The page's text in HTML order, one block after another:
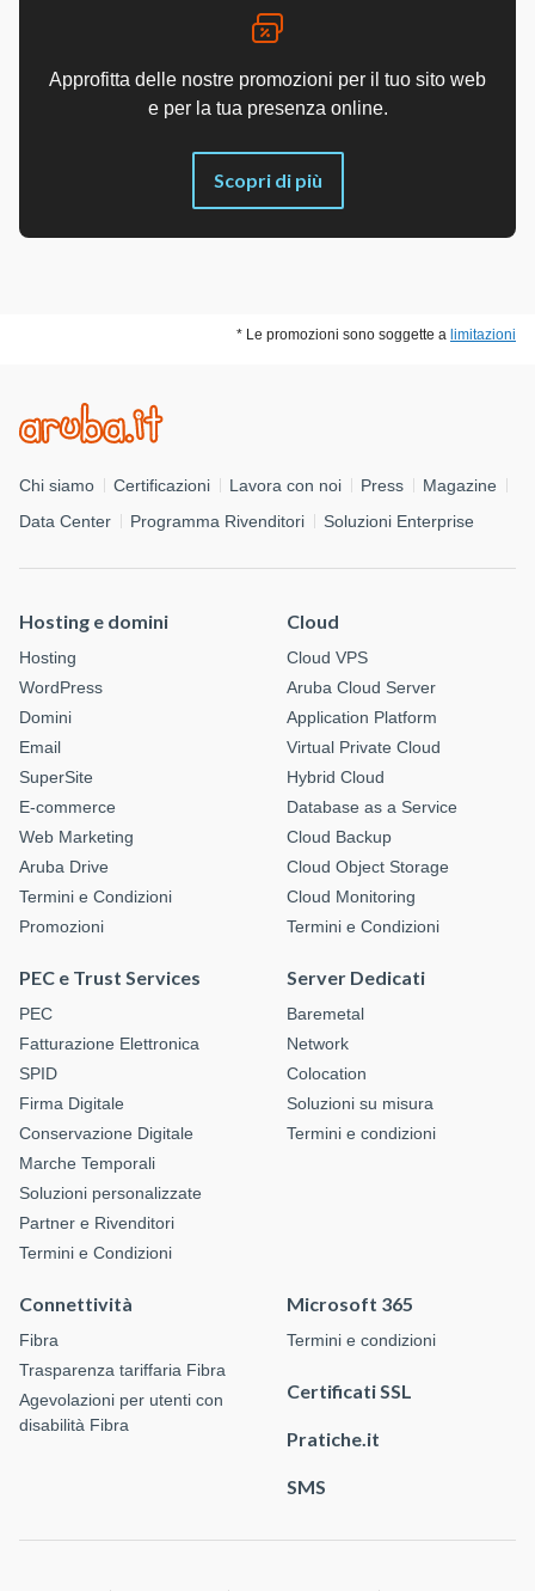
Approfitta delle nostre promozioni per il tuo sito web
e per la tua presenza online.
Scopri di più
* Le promozioni sono soggette a limitazioni
Chi siamo Certificazioni Lavora con noi Press
Magazine
Data Center
Programma Rivenditori Soluzioni Enterprise
Hosting e domini
Hosting
WordPress
Domini
Email
SuperSite
E-commerce
Web Marketing
Aruba Drive
Termini e Condizioni
Promozioni
Cloud
Cloud VPS
Aruba Cloud Server
Application Platform
Virtual Private Cloud
Hybrid Cloud
Database as a Service
Cloud Backup
Cloud Object Storage
Cloud Monitoring
Termini e Condizioni
PEC e Trust Services
PEC
Fatturazione Elettronica
SPID
Firma Digitale
Conservazione Digitale
Marche Temporali
Soluzioni personalizzate
Partner e Rivenditori
Termini e Condizioni
Server Dedicati
Baremetal
Network
Colocation
Soluzioni su misura
Termini e condizioni
Connettività
Fibra
Trasparenza tariffaria Fibra
Agevolazioni per utenti con
disabilità Fibra
Microsoft 365
Termini e condizioni
Certificati SSL
Pratiche.it
SMS